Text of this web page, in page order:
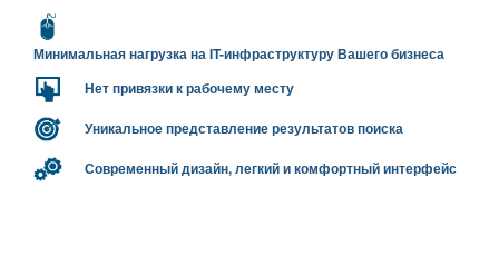
Минимальная нагрузка на IT-инфраструктуру Вашего бизнеса
Нет привязки к рабочему месту
Уникальное представление результатов поиска
Современный дизайн, легкий и комфортный интерфейс